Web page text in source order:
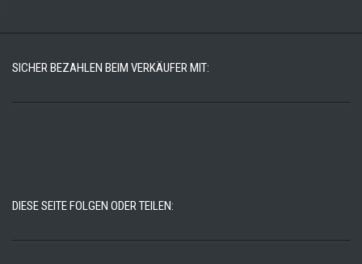
SICHER BEZAHLEN BEIM VERKÄUFER MIT:
DIESE SEITE FOLGEN ODER TEILEN: